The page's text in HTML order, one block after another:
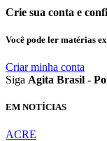
Crie sua conta e
Você pode ler matérias
Criar minha conta
Siga Agita Brasil -
EM NOTÍCIAS
ACRE